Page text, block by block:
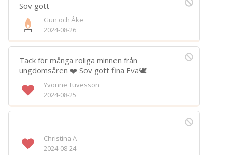
Sov gott
Gun och Åke
2024-08-26
Tack för många roliga minnen från
ungdomsåren ❤️ Sov gott fina Eva🕊️
Yvonne Tuvesson
2024-08-25
Christina A
2024-08-24